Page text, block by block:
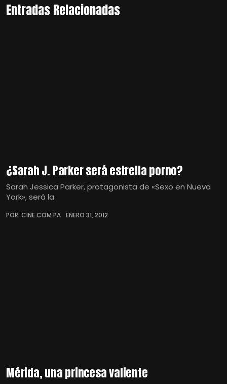
Entradas Relacionadas
¿Sarah J. Parker será estrella porno?
Sarah Jessica Parker, protagonista de «Sexo en Nueva
York», será la
POR: CINE.COM.PA ENERO 31, 2012
Mérida, una princesa valiente